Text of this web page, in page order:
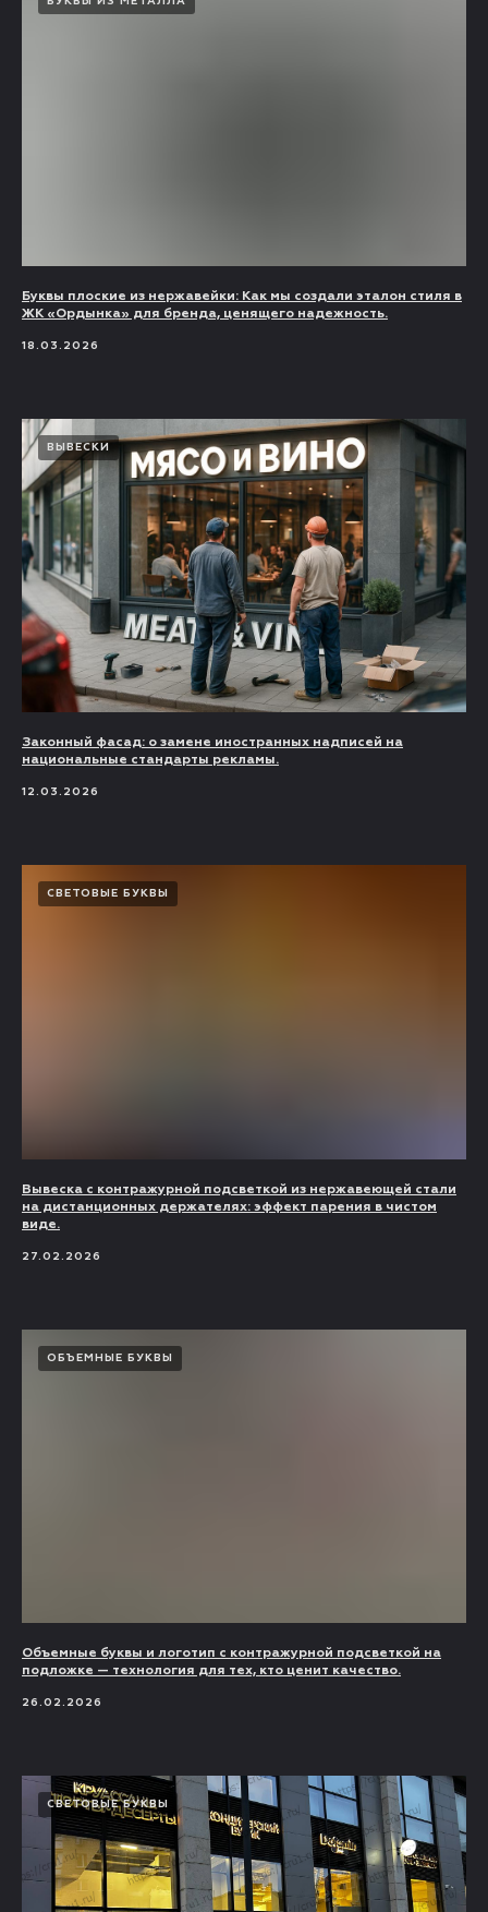
Буквы плоские из нержавейки: Как мы создали эталон стиля в
ЖК «Ордынка» для бренда, ценящего надежность.
18.03.2026
ВЫВЕСКИ
Законный фасад: о замене иностранных надписей на
национальные стандарты рекламы.
12.03.2026
СВЕТОВЫЕ БУКВЫ
Вывеска с контражурной подсветкой из нержавеющей стали
на дистанционных держателях: эффект парения в чистом
виде.
27.02.2026
ОБЪЕМНЫЕ БУКВЫ
Объемные буквы и логотип с контражурной подсветкой на
подложке — технология для тех, кто ценит качество.
26.02.2026
СВЕТОВЫЕ БУКВЫ